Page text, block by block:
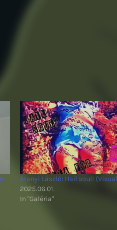
Aranyi László: Hail soul!
2025.06.01.
In "Galéria"